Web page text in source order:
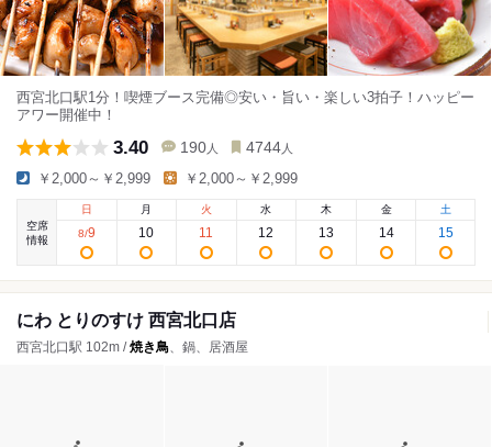
西宮北口駅1分！喫煙ブース完備◎安い・旨い・楽しい3拍子！ハッピー
アワー開催中！
3.40 190 人 4744 人
￥2,000～￥2,999 ￥2,000～￥2,999
空席
情報
日
8/9
月
10
火
11
水
12
木
13
金
14
土
15
にわ とりのすけ 西宮北口店
西宮北口駅 102m /焼き鳥、鍋、居酒屋